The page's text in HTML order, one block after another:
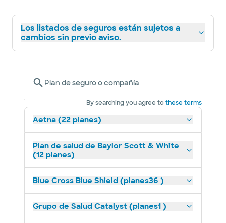
Los listados de seguros están sujetos a
cambios sin previo aviso.
Plan de seguro o compañía
By searching you agree tothese terms
Aetna (22 planes)
Plan de salud de Baylor Scott & White
(12 planes)
Blue Cross Blue Shield (planes36 )
Grupo de Salud Catalyst (planes1 )